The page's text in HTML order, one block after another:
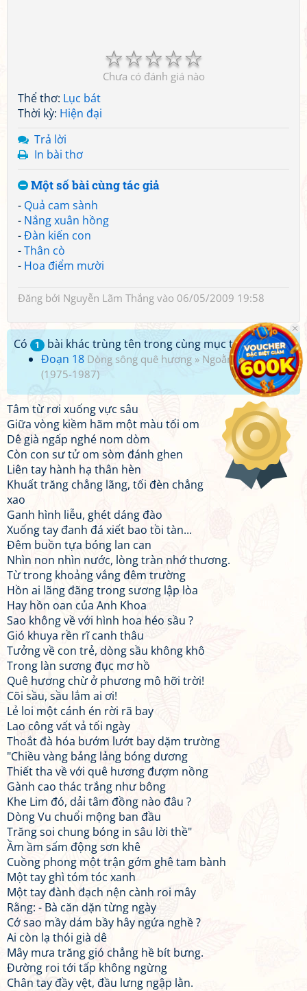
☆
☆
☆
☆
☆
Chưa có đánh giá nào
Thể thơ: Lục bát
Thời kỳ: Hiện đại
Trả lời
In bài thơ
Một số bài cùng tác giả
- Quả cam sành
- Nắng xuân hồng
-Đàn kiến con
-Thân cò
- Hoa điểm mười
Đăng bởi Nguyễn Lãm Thắng vào 06/05/2009 19:58
Có 1
bài khác trùng tên trong cùng mục tác giả:
Đoạn 18 Dòng sông quê hương » Ngoằn ngoèo
(1975-1987)
Tâm từ rơi xuống vực sâu
Giữa vòng kiềm hãm một màu tối om
Dê già ngấp nghé nom dòm
Còn con sư tử om sòm đánh ghen
Liên tay hành hạ thân hèn
Khuất trăng chẳng lãng, tối đèn chẳng
xao
Ganh hình liễu, ghét dáng đào
Xuống tay đanh đá xiết bao tồi tàn...
Đêm buồn tựa bóng lan can
Nhìn non nhìn nước, lòng tràn nhớ thương.
Từ trong khoảng vắng đêm trường
Hồn ai lãng đãng trong sương lập lòa
Hay hồn oan của Anh Khoa
Sao không về với hình hoa héo sầu ?
Gió khuya rền rĩ canh thâu
Tưởng về con trẻ, dòng sầu không khô
Trong làn sương đục mơ hồ
Quê hương chừ ở phương mô hỡi trời!
Cõi sầu, sầu lắm ai ơi!
Lẻ loi một cánh én rời rã bay
Lao công vất vả tối ngày
Thoắt đà hóa bướm lướt bay dặm trường
"Chiều vàng bảng lảng bóng dương
Thiết tha về với quê hương đượm nồng
Gành cao thác trắng như bông
Khe Lim đó, dải tâm đồng nào đâu ?
Dòng Vu chuổi mộng ban đầu
Trăng soi chung bóng in sâu lời thề"
Ầm ầm sấm động sơn khê
Cuồng phong một trận gớm ghê tam bành
Một tay ghì tóm tóc xanh
Một tay đành đạch nện cành roi mây
Rằng: - Bà căn dặn từng ngày
Cớ sao mầy dám bầy hây ngứa nghề ?
Ai còn lạ thói già dê
Mây mưa trăng gió chẳng hề bít bưng.
Đường roi tới tấp không ngừng
Chân tay đầy vệt, đầu lưng ngập lằn.